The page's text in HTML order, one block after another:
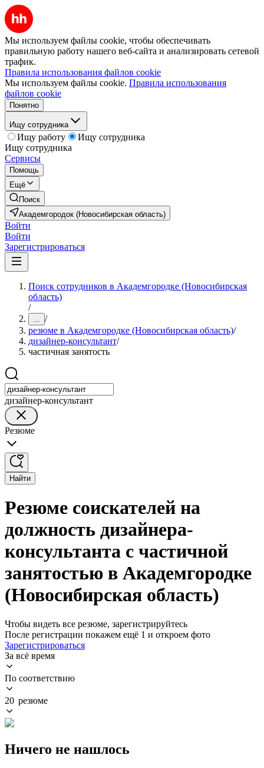
Мы используем файлы cookie, чтобы обеспечивать
правильную работу нашего веб-сайта и анализировать сетевой
трафик.
Правила использования файлов cookie
Мы используем файлы cookie. Правила использования
файлов cookie
Понятно
Ищу сотрудника
Ищу работу
Ищу сотрудника
Ищу сотрудника
Сервисы
Помощь
Ещё
Поиск
Академгородок (Новосибирская область)
Войти
Войти
Зарегистрироваться
Поиск сотрудников в Академгородке (Новосибирская
область)
/
... /
резюме в Академгородке (Новосибирская область)/
дизайнер-консультант/
частичная занятость
дизайнер-консультант
Резюме
Найти
Резюме соискателей на
должность дизайнера-
консультанта с частичной
занятостью в Академгородке
(Новосибирская область)
Чтобы видеть все резюме, зарегистрируйтесь
После регистрации покажем ещё 1 и откроем фото
Зарегистрироваться
За всё время
По соответствию
20 резюме
Ничего не нашлось